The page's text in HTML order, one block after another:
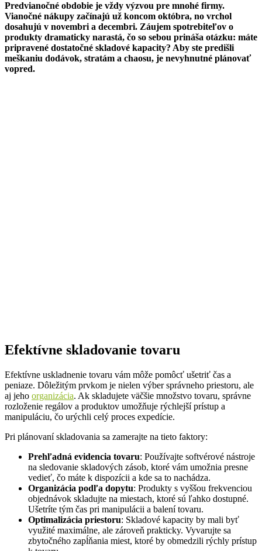
Predvianočné obdobie je vždy výzvou pre mnohé firmy.
Vianočné nákupy začínajú už koncom októbra, no vrchol
dosahujú v novembri a decembri. Záujem spotrebiteľov o
produkty dramaticky narastá, čo so sebou prináša otázku: máte
pripravené dostatočné skladové kapacity? Aby ste predišli
meškaniu dodávok, stratám a chaosu, je nevyhnutné plánovať
vopred.
Efektívne skladovanie tovaru
Efektívne uskladnenie tovaru vám môže pomôcť ušetriť čas a
peniaze. Dôležitým prvkom je nielen výber správneho priestoru, ale
aj jeho organizácia. Ak skladujete väčšie množstvo tovaru, správne
rozloženie regálov a produktov umožňuje rýchlejší prístup a
manipuláciu, čo urýchli celý proces expedície.
Pri plánovaní skladovania sa zamerajte na tieto faktory:
Prehľadná evidencia tovaru: Používajte softvérové nástroje
na sledovanie skladových zásob, ktoré vám umožnia presne
vedieť, čo máte k dispozícii a kde sa to nachádza.
Organizácia podľa dopytu: Produkty s vyššou frekvenciou
objednávok skladujte na miestach, ktoré sú ľahko dostupné.
Ušetríte tým čas pri manipulácii a balení tovaru.
Optimalizácia priestoru: Skladové kapacity by mali byť
využité maximálne, ale zároveň prakticky. Vyvarujte sa
zbytočného zapĺňania miest, ktoré by obmedzili rýchly prístup